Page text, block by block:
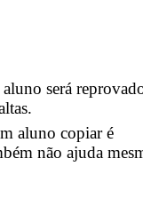
será
aluno copiar é
não ajuda